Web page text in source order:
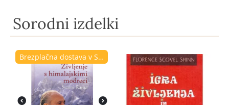
Sorodni izdelki
Brezplačna dostava v Sloveniji